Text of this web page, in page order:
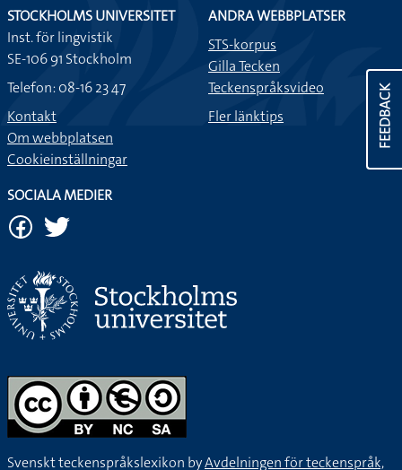
FEEDBACK
STOCKHOLMS UNIVERSITET
Inst. för lingvistik
SE-106 91 Stockholm
Telefon: 08-16 23 47
Kontakt
Om webbplatsen
Cookieinställningar
ANDRA WEBBPLATSER
STS-korpus
Gilla Tecken
Teckenspråksvideo
Fler länktips
SOCIALA MEDIER
Svenskt teckenspråkslexikon byAvdelningen för teckenspråk,